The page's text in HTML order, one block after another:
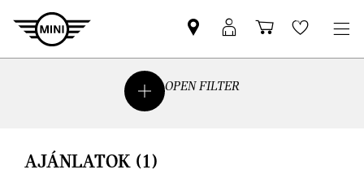
MINI-
partner
MyMINI
belépés
Wishlist
OPEN FILTER
AJÁNLATOK (1)